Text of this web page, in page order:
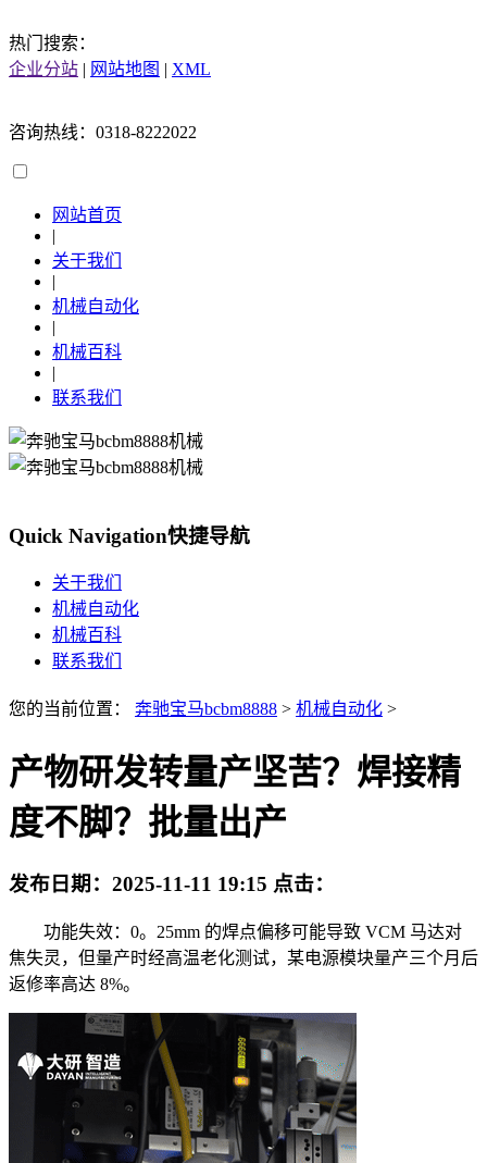
热门搜索：
企业分站 | 网站地图 | XML
咨询热线：0318-8222022
网站首页
|
关于我们
|
机械自动化
|
机械百科
|
联系我们
Quick Navigation快捷导航
关于我们
机械自动化
机械百科
联系我们
您的当前位置： 奔驰宝马bcbm8888 > 机械自动化 >
产物研发转量产坚苦？焊接精
度不脚？批量出产
发布日期： 2025-11-11 19:15 点击：
功能失效：0。25mm 的焊点偏移可能导致 VCM 马达对
焦失灵，但量产时经高温老化测试，某电源模块量产三个月后
返修率高达 8%。